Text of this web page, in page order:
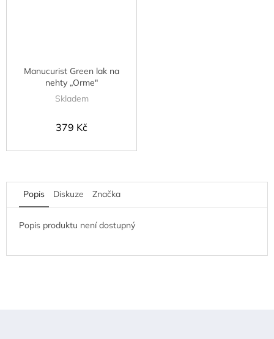
Manucurist Green lak na
nehty „Orme"
Skladem
379 Kč
Popis Diskuze Značka
Popis produktu není dostupný